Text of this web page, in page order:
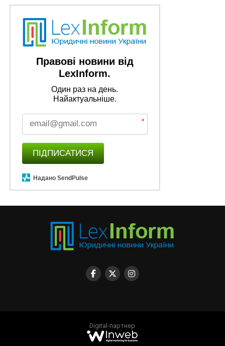
Правові новини від
LexInform.
Один раз на день.
Найактуальніше.
*
ПІДПИСАТИСЯ
Надано SendPulse
Digital-партнер